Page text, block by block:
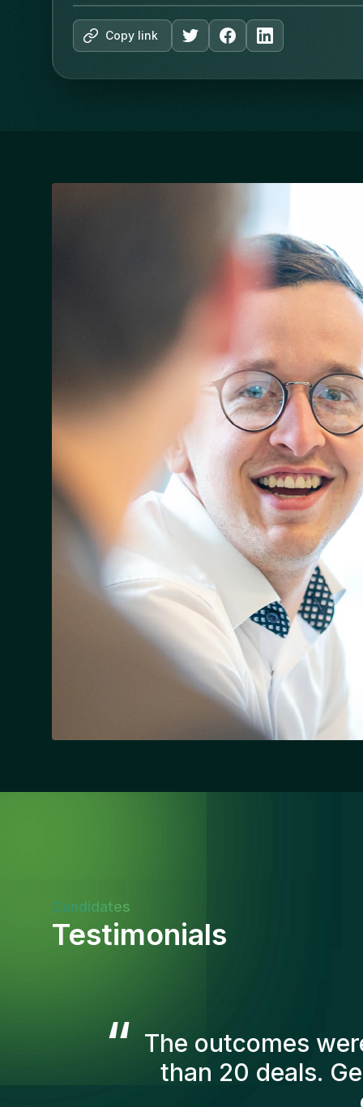
Copy link
Candidates
Testimonials
“
The Gentis
account in order
we've recruited are